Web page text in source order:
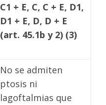
C1 + E, C, C + E, D1,
D1 + E, D, D + E
(art. 45.1b y 2) (3)
No se admiten
ptosis ni
lagoftalmias que